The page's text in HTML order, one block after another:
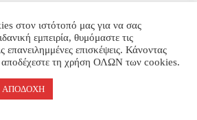
2018 - designed by Truly
στον ιστότοπό μας για να σας
εμπειρία, θυμόμαστε τις
επανειλημμένες επισκέψεις. Κάνοντας
τη χρήση ΟΛΩΝ των cookies.
ΑΠΟΔΟΧΗ